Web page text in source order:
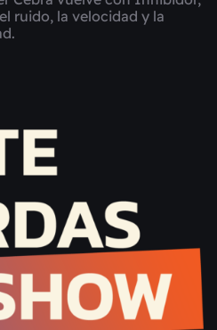
ruido, la velocidad y la